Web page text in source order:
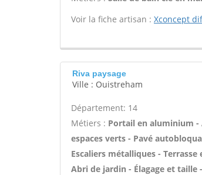
Voir la fiche artisan : Xconcept
Riva paysage
Ville : Ouistreham
Département: 14
Métiers : Portail en aluminium -
espaces verts - Pavé
Escaliers métalliques -
Abri de jardin - Élagage et